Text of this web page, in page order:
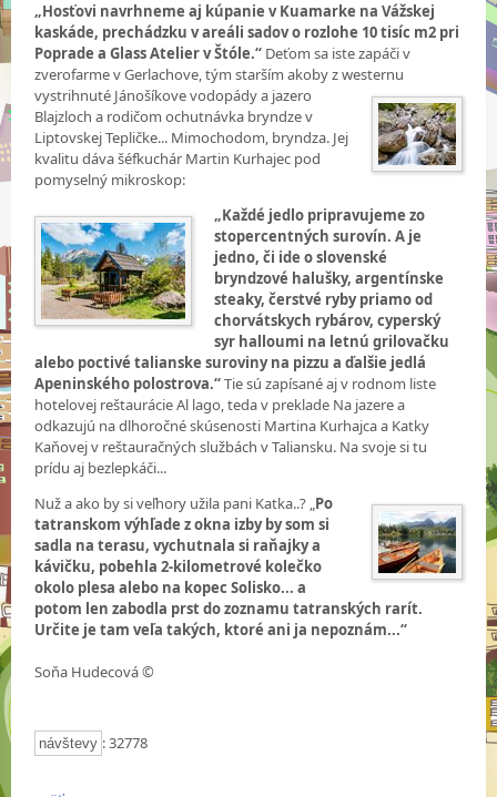
„Hosťovi navrhneme aj kúpanie v Kuamarke na Vážskej
kaskáde, prechádzku v areáli sadov o rozlohe 10 tisíc m2 pri
Poprade a Glass Atelier v Štóle.“ Deťom sa iste zapáči v
zverofarme v Gerlachove, tým starším akoby z westernu
vystrihnuté Jánošíkove vodopády a jazero
Blajzloch a rodičom ochutnávka bryndze v
Liptovskej Tepličke... Mimochodom, bryndza. Jej
kvalitu dáva šéfkuchár Martin Kurhajec pod
pomyselný mikroskop:
„Každé jedlo pripravujeme zo
stopercentných surovín. A je
jedno, či ide o slovenské
bryndzové halušky, argentínske
steaky, čerstvé ryby priamo od
chorvátskych rybárov, cyperský
syr halloumi na letnú grilovačku
alebo poctivé talianske suroviny na pizzu a ďalšie jedlá
Apeninského polostrova.“Tie sú zapísané aj v rodnom liste
hotelovej reštaurácie Al lago, teda v preklade Na jazere a
odkazujú na dlhoročné skúsenosti Martina Kurhajca a Katky
Kaňovej v reštauračných službách v Taliansku. Na svoje si tu
prídu aj bezlepkáči...
Nuž a ako by si veľhory užila pani Katka..? „Po
tatranskom výhľade z okna izby by som si
sadla na terasu, vychutnala si raňajky a
kávičku, pobehla 2-kilometrové kolečko
okolo plesa alebo na kopec Solisko... a
potom len zabodla prst do zoznamu tatranských rarít.
Určite je tam veľa takých, ktoré ani ja nepoznám...“
Soňa Hudecová ©
návštevy : 32778